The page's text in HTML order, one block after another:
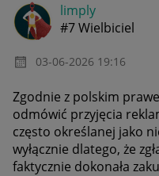
limply
#7 Wielbiciel
‎03-06-2026 19:16
Zgodnie z polskim
odmówić przyjęcia
często określanej jako
wyłącznie dlatego, że
faktycznie dokonała